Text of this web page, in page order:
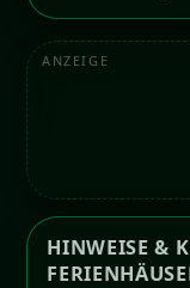
ANZEIGE
HINWEISE &